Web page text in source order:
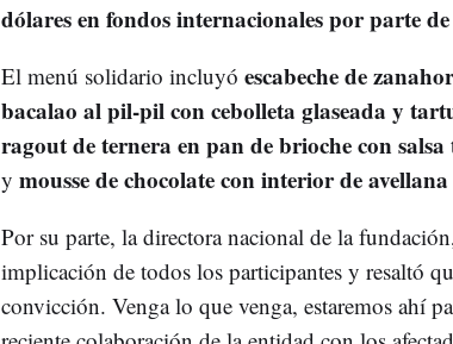
dólares en fondos internacionales por parte
El menú solidario incluyó escabeche de
bacalao al pil-pil con cebolleta glaseada y
ragout de ternera en pan de brioche con
y mousse de chocolate con interior de
Por su parte, la directora nacional de la
implicación de todos los participantes y resaltó
convicción. Venga lo que venga, estaremos ahí